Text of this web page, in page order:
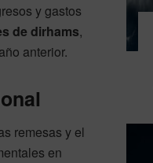
y gastos
de dirhams,
anterior.
remesas y el
en